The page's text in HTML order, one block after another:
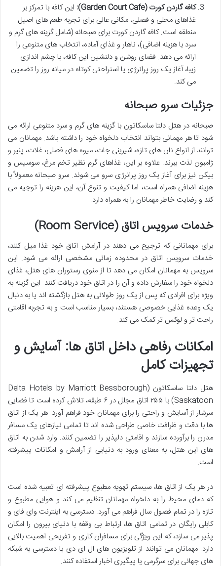
کافه گاردن کورت (Garden Court Cafe):
این کافه با تمرکز بر
غذاهای محلی و فصلی، مکانی عالی برای تجربه طعم های اصیل
منطقه است. کافه گاردن کورت برای صبحانه (شامل گزینه های گرم و
سرد با هزینه اضافی)، ناهار و غذای آماده، انتخاب های متنوعی را
ارائه می دهد. فضای روشن و دلنشین این کافه، با چشم اندازی
زیبا، آغاز یک روز پرانرژی یا استراحتی کوتاه در میانه روز را تضمین
می کند.
جزئیات سرو صبحانه
صبحانه در هتل دلتا ساسکاتون با گزینه های گرم و سرد متنوعی ارائه می
شود تا هر مهمانی بتواند انتخاب دلخواه خود را داشته باشد. مهمانان می
توانند از انواع نان های تازه، شیرینی جات، میوه های فصلی، غلات، پنیر و
ژامبون لذت ببرند. علاوه بر این، غذاهای گرم نظیر تخم مرغ، سوسیس و
بیکن نیز برای آغاز یک روز پرانرژی سرو می شوند. سرو صبحانه معمولاً با
هزینه اضافی همراه است، اما کیفیت و تنوع آن، این هزینه را توجیه می
کند و رضایت خاطر مهمانان را به همراه دارد.
خدمات سرویس اتاق (Room Service)
برای مهمانانی که ترجیح می دهند در آرامش اتاق خود غذا میل کنند،
خدمات سرویس اتاق در محدوده زمانی مشخصی ارائه می شود. این
سرویس به مهمانان امکان می دهد تا از منوی رستوران های هتل، غذای
دلخواه خود را سفارش داده و آن را در اتاق خود دریافت کنند. این گزینه به
ویژه برای افرادی که پس از یک روز طولانی به هتل بازگشته اند یا به دنبال
یک وعده غذایی خصوصی هستند، بسیار مناسب است و به تجربه اقامتی
راحت تر و لوکس تر کمک می کند.
امکانات رفاهی داخل اتاق ها: آسایش و
تجهیزات کامل
هتل دلتا ساسکاتون (Delta Hotels by Marriott Bessborough
Saskatoon) با ۲۵۵ اتاق مجلل در ۶ طبقه، تلاش کرده است تا فضایی
سرشار از آسایش و راحتی را برای مهمانان خود فراهم آورد. هر یک از اتاق
ها با دقت و ظرافت خاصی طراحی شده اند تا تمامی نیازهای یک مسافر
مدرن را برآورده سازند و اقامتی دلپذیر را تضمین کنند. وارد شدن به اتاق
های این هتل، به معنای ورود به دنیایی از آرامش و امکانات پیشرفته
است.
در هر یک از اتاق ها، سیستم تهویه مطبوع پیشرفته ای تعبیه شده است
که دمای محیط را به دلخواه مهمانان تنظیم می کند و هوایی مطبوع و
تازه را در تمام فصول سال فراهم می آورد. دسترسی به اینترنت وای فای و
کابلی رایگان در تمامی اتاق ها، ارتباط بی وقفه با دنیای بیرون را امکان
پذیر می سازد، که این ویژگی برای مسافران کاری و تفریحی اهمیت بالایی
دارد. مهمانان می توانند از تلویزیون های ال ای دی با دسترسی به شبکه
های جهانی برای سرگرمی یا پیگیری اخبار استفاده کنند.